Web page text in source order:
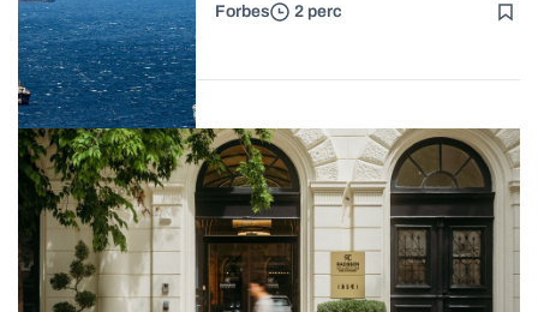
Forbes-sztori
Energia
Forbes 2 perc